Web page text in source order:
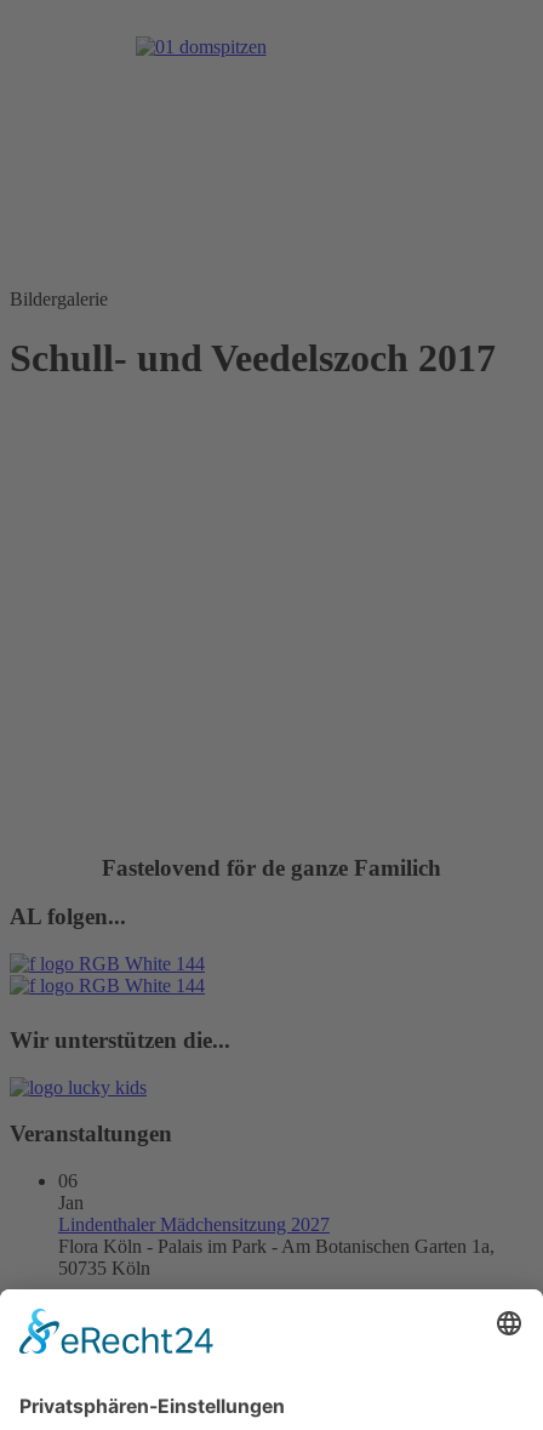
Bildergalerie
Schull- und Veedelszoch 2017
Fastelovend för de ganze Familich
AL folgen...
Wir unterstützen die...
Veranstaltungen
06
Jan
Lindenthaler Mädchensitzung 2027
Flora Köln - Palais im Park - Am Botanischen Garten 1a,
50735 Köln
Jan
Kneipensitzung 2027